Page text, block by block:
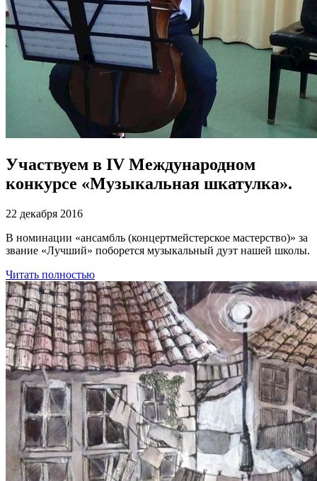
Участвуем в IV Международном
конкурсе «Музыкальная шкатулка».
22 декабря 2016
В номинации «ансамбль (концертмейстерское мастерство)» за
звание «Лучший» поборется музыкальный дуэт нашей школы.
Читать полностью